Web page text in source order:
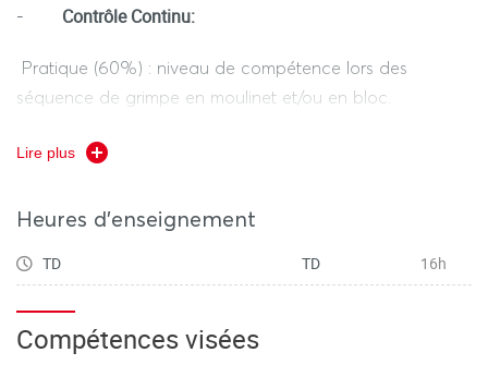
- Contrôle Continu:
Pratique (60%) : niveau de compétence lors des
séquence de grimpe en moulinet et/ou en bloc.
Théorie (40%) : DST (30 minutes)
- Contrôle Continu (selon le calendrier des épreuves
Lire plus
Heures d'enseignement
TD TD 16h
Compétences visées